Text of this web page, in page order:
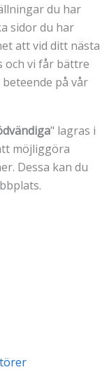
du har
sidor du har
att vid ditt nästa
och vi får bättre
på vår
" lagras i
möjliggöra
Dessa kan du